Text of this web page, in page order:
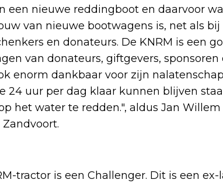
een nieuwe reddingboot en daarvoor
van nieuwe bootwagens is, net als
en donateurs. De KNRM is een
van donateurs, giftgevers, sponsoren
enorm dankbaar voor zijn
24 uur per dag klaar kunnen blijven
het water te redden.", aldus Jan
tractor is een Challenger. Dit is een